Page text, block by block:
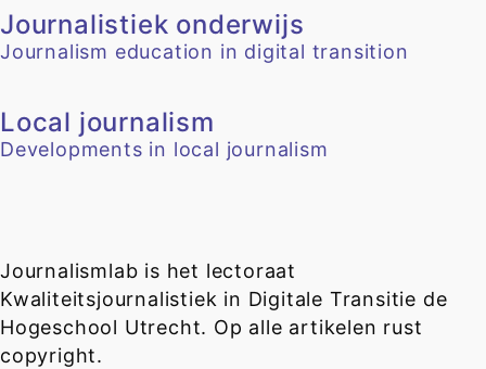
Journalistiek onderwijs
Journalism education in digital transition
Local journalism
Developments in local journalism
Journalismlab is het lectoraat
Kwaliteitsjournalistiek in Digitale Transitie de
Hogeschool Utrecht. Op alle artikelen rust
copyright.